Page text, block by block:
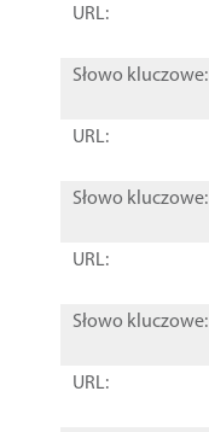
URL:
Słowo kluczowe:
URL:
Słowo kluczowe:
URL:
Słowo kluczowe:
URL: